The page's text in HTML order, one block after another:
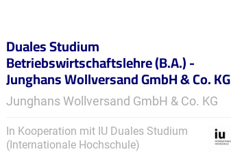
Duales Studium
Betriebswirtschaftslehre (B.A.) -
Junghans Wollversand GmbH & Co. KG
Junghans Wollversand GmbH & Co. KG
In Kooperation mit IU Duales Studium
(Internationale Hochschule)